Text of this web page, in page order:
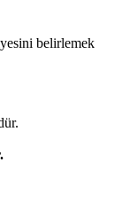
belirlemek